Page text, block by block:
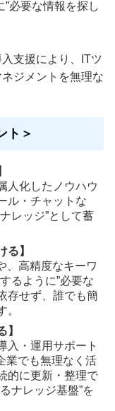
必要な情報を探し
支援により、ITツ
ジメントを無理な
ト＞
人化したノウハウ
ル・チャットな
レッジ”として蓄
る】
、高精度なキーワ
るように”必要な
存せず、誰でも簡
。
】
入・運用サポート
業でも無理なく活
的に更新・整理で
ナレッジ基盤”を